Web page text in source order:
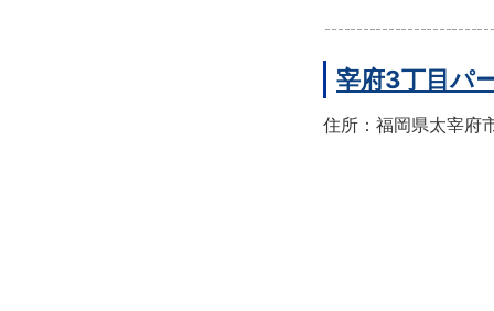
宰府3丁目パ
住所：福岡県太宰府